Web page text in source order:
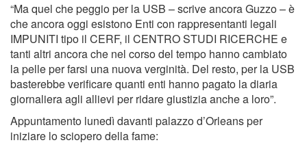
“Ma quel che peggio per la USB – scrive ancora Guzzo – è
che ancora oggi esistono Enti con rappresentanti legali
IMPUNITI tipo il CERF, il CENTRO STUDI RICERCHE e
tanti altri ancora che nel corso del tempo hanno cambiato
la pelle per farsi una nuova verginità. Del resto, per la USB
basterebbe verificare quanti enti hanno pagato la diaria
giornaliera agli allievi per ridare giustizia anche a loro”.
Appuntamento lunedì davanti palazzo d’Orleans per
iniziare lo sciopero della fame: